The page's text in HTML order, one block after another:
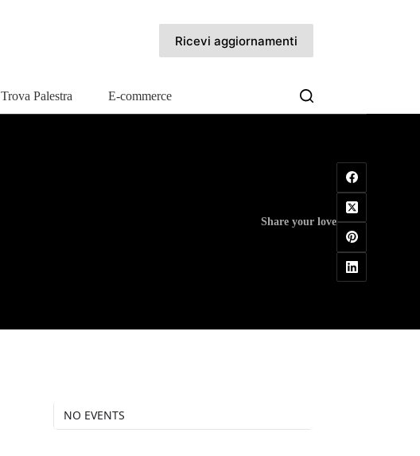
Ricevi aggiornamenti
Trova Palestra E-commerce
Share your love
NO EVENTS